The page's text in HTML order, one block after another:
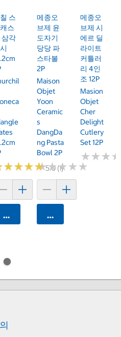
스
스
삼각
★★★★
★★★★5.0 (1)
카트에 담기
메종오
브제 윤
도자기
당당 파
스타볼
2P
Maison
Objet
Yoon
Ceramic
S
DangDa
Ng Pasta
Bowl 2P
★★★★★
★★★★★
카트에 담기
메종오
브제 시
에르 딜
라이트
커틀러
리 4인
조 12P
Masion
Objet
Cher
Delight
Cutlery
Set 12P
★★★
★★★